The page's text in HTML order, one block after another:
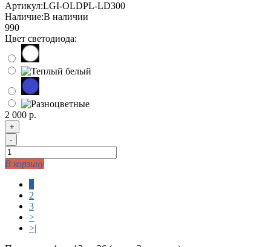
Артикул:LGI-OLDPL-LD300
Наличие:В наличии
990
Цвет светодиода:
2 000 р.
+
-
В корзину
2
3
>
>|